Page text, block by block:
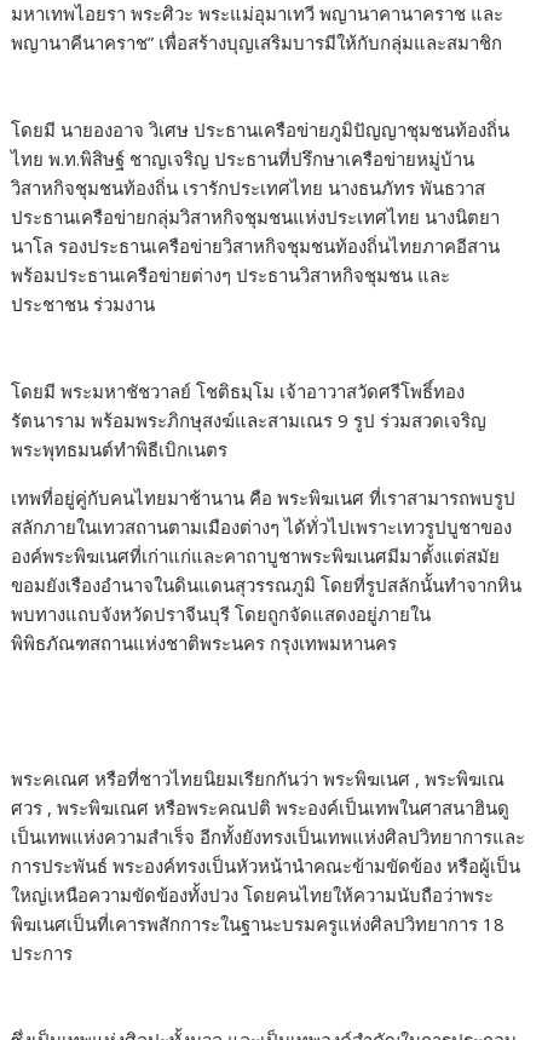
มหาเทพไอยรา พระศิวะ พระแม่อุมาเทวี พญานาคานาคราช และ
พญานาคีนาคราช” เพื่อสร้างบุญเสริมบารมีให้กับกลุ่มและสมาชิก
โดยมี นายองอาจ วิเศษ ประธานเครือข่ายภูมิปัญญาชุมชนท้องถิ่น
ไทย พ.ท.พิสิษฐ์ ชาญเจริญ ประธานที่ปรึกษาเครือข่ายหมู่บ้าน
วิสาหกิจชุมชนท้องถิ่น เรารักประเทศไทย นางธนภัทร พันธวาส
ประธานเครือข่ายกลุ่มวิสาหกิจชุมชนแห่งประเทศไทย นางนิตยา
นาโล รองประธานเครือข่ายวิสาหกิจชุมชนท้องถิ่นไทยภาคอีสาน
พร้อมประธานเครือข่ายต่างๆ ประธานวิสาหกิจชุมชน และ
ประชาชน ร่วมงาน
โดยมี พระมหาชัชวาลย์ โชติธมฺโม เจ้าอาวาสวัดศรีโพธิ์ทอง
รัตนาราม พร้อมพระภิกษุสงฆ์และสามเณร 9 รูป ร่วมสวดเจริญ
พระพุทธมนต์ทำพิธีเบิกเนตร
เทพที่อยู่คู่กับคนไทยมาช้านาน คือ พระพิฆเนศ ที่เราสามารถพบรูป
สลักภายในเทวสถานตามเมืองต่างๆ ได้ทั่วไปเพราะเทวรูปบูชาของ
องค์พระพิฆเนศที่เก่าแก่และคาถาบูชาพระพิฆเนศมีมาตั้งแต่สมัย
ขอมยังเรืองอำนาจในดินแดนสุวรรณภูมิ โดยที่รูปสลักนั้นทำจากหิน
พบทางแถบจังหวัดปราจีนบุรี โดยถูกจัดแสดงอยู่ภายใน
พิพิธภัณฑสถานแห่งชาติพระนคร กรุงเทพมหานคร
พระคเณศ หรือที่ชาวไทยนิยมเรียกกันว่า พระพิฆเนศ , พระพิฆเณ
ศวร , พระพิฆเณศ หรือพระคณปติ พระองค์เป็นเทพในศาสนาฮินดู
เป็นเทพแห่งความสำเร็จ อีกทั้งยังทรงเป็นเทพแห่งศิลปวิทยาการและ
การประพันธ์ พระองค์ทรงเป็นหัวหน้านำคณะข้ามขัดข้อง หรือผู้เป็น
ใหญ่เหนือความขัดข้องทั้งปวง โดยคนไทยให้ความนับถือว่าพระ
พิฆเนศเป็นที่เคารพสักการะในฐานะบรมครูแห่งศิลปวิทยาการ 18
ประการ